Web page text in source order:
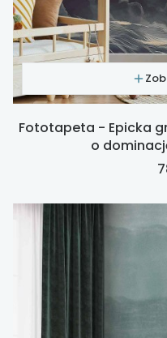
Fototapeta - Epicka
o